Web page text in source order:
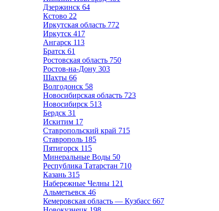
Дзержинск 64
Кстово 22
Иркутская область 772
Иркутск 417
Ангарск 113
Братск 61
Ростовская область 750
Ростов-на-Дону 303
Шахты 66
Волгодонск 58
Новосибирская область 723
Новосибирск 513
Бердск 31
Искитим 17
Ставропольский край 715
Ставрополь 185
Пятигорск 115
Минеральные Воды 50
Республика Татарстан 710
Казань 315
Набережные Челны 121
Альметьевск 46
Кемеровская область — Кузбасс 667